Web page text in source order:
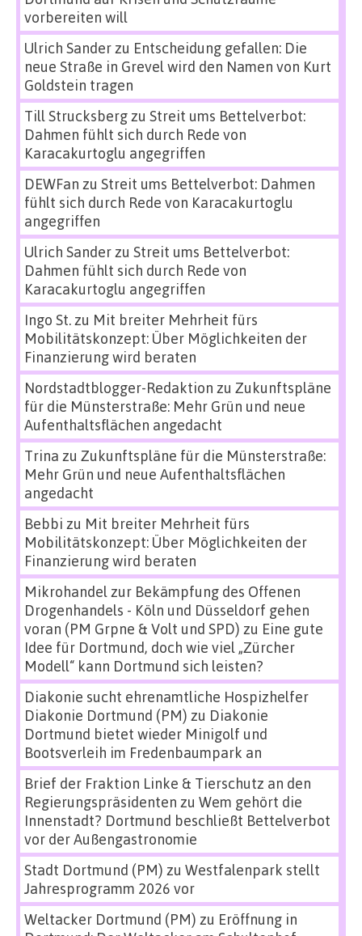
vorbereiten will
Ulrich Sanderzu Entscheidung gefallen: Die
neue Straße in Grevel wird den Namen von Kurt
Goldstein tragen
Till Strucksbergzu Streit ums Bettelverbot:
Dahmen fühlt sich durch Rede von
Karacakurtoglu angegriffen
DEWFan zu Streit ums Bettelverbot: Dahmen
fühlt sich durch Rede von Karacakurtoglu
angegriffen
Ulrich Sanderzu Streit ums Bettelverbot:
Dahmen fühlt sich durch Rede von
Karacakurtoglu angegriffen
Ingo St.zu Mit breiter Mehrheit fürs
Mobilitätskonzept: Über Möglichkeiten der
Finanzierung wird beraten
Nordstadtblogger-Redaktion zu Zukunftspläne
für die Münsterstraße: Mehr Grün und neue
Aufenthaltsflächen angedacht
Trina zu Zukunftspläne für die Münsterstraße:
Mehr Grün und neue Aufenthaltsflächen
angedacht
Bebbi zu Mit breiter Mehrheit fürs
Mobilitätskonzept: Über Möglichkeiten der
Finanzierung wird beraten
Mikrohandel zur Bekämpfung des Offenen
Drogenhandels - Köln und Düsseldorf gehen
voran (PM Grpne & Volt und SPD) zu Eine gute
Idee für Dortmund, doch wie viel „Zürcher
Modell“ kann Dortmund sich leisten?
Diakonie sucht ehrenamtliche Hospizhelfer
Diakonie Dortmund (PM) zu Diakonie
Dortmund bietet wieder Minigolf und
Bootsverleih im Fredenbaumpark an
Brief der Fraktion Linke & Tierschutz an den
Regierungspräsidenten zu Wem gehört die
Innenstadt? Dortmund beschließt Bettelverbot
vor der Außengastronomie
Stadt Dortmund (PM) zu Westfalenpark stellt
Jahresprogramm 2026 vor
Weltacker Dortmund (PM) zu Eröffnung in